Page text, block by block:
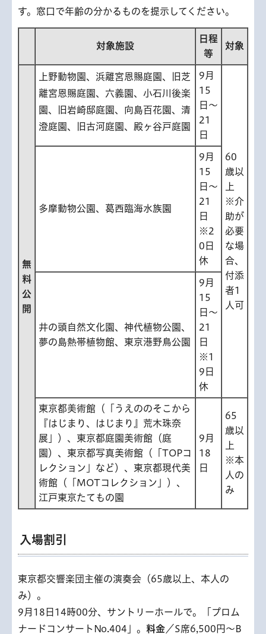
す。窓口で年齢の分かるものを提示してください。
対象施設
日程
等
対象
無
料
公
開
上野動物園、浜離宮恩賜庭園、旧芝
離宮恩賜庭園、六義園、小石川後楽
園、旧岩崎邸庭園、向島百花園、清
澄庭園、旧古河庭園、殿ヶ谷戸庭園
9月
15
日〜
21
日
60
歳以
上
※介
助が
必要
な場
合、
付添
者1
人可
多摩動物公園、葛西臨海水族園
9月
15
日〜
21
日
※2
0日
休
井の頭自然文化園、神代植物公園、
夢の島熱帯植物館、東京港野鳥公園
9月
15
日〜
21
日
※1
9日
休
東京都美術館（「うえののそこから
『はじまり、はじまり』荒木珠奈
展」）、東京都庭園美術館（庭
園）、東京都写真美術館（「TOPコ
レクション」など）、東京都現代美
術館（「MOTコレクション」）、
江戸東京たてもの園
9月
18
日
65
歳以
上
※本
人の
み
入場割引
東京都交響楽団主催の演奏会（65歳以上、本人の
み）。
9月18日14時00分、サントリーホールで。「プロム
ナードコンサートNo.404」。 料金 ／S席6,500円〜B